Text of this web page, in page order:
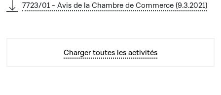
7723/01 - Avis de la Chambre de Commerce (9.3.2021)
Charger toutes les activités